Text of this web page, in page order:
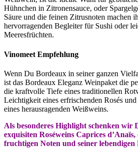
Hühnchen in Zitronensauce, oder
Säure und die feinen Zitrusnoten machen
hervorragenden Begleiter für Sushi oder
Meeresfrüchten.
Vinomeet Empfehlung
Wenn Du Bordeaux in seiner ganzen
ist das Bordeaux Eleganz Weinpaket die
die kraftvolle Tiefe eines traditionellen
Leichtigkeit eines erfrischenden Rosés
eines herausragenden Weißweins.
Als besonderes Highlight schenken wir
exquisiten Roséweins Caprices
fruchtigen Noten und seiner lebendigen